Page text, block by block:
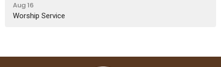
Aug 16
Worship Service